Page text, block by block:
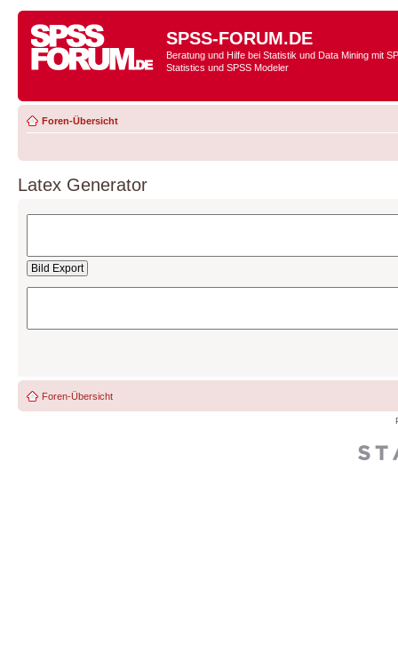
SPSS-FORUM.DE
Beratung und Hilfe bei Statistik und Data Mining mit
Statistics und SPSS Modeler
Foren-Übersicht
Latex Generator
Foren-Übersicht